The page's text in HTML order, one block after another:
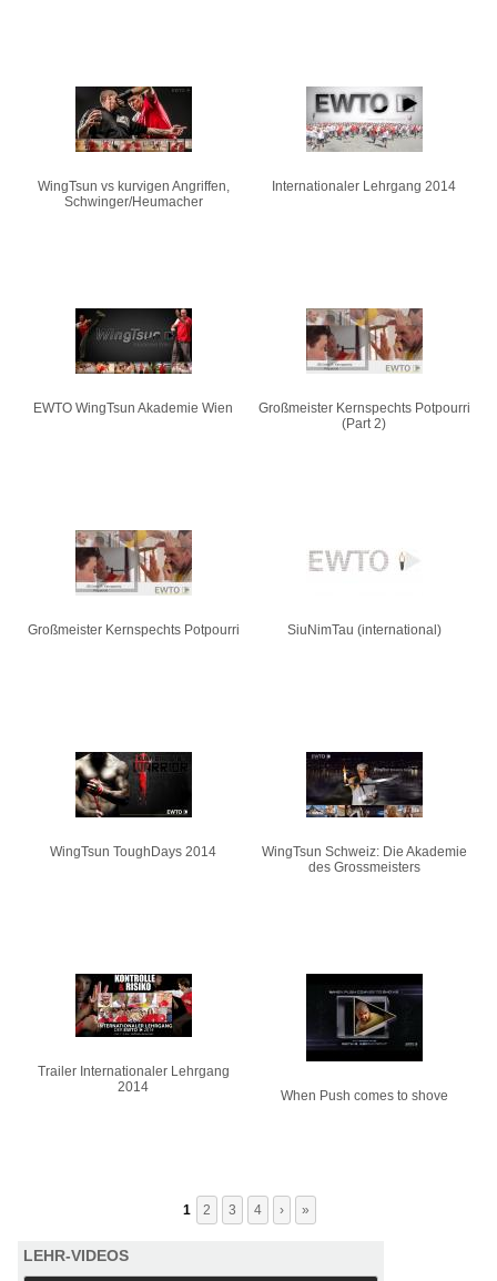
WingTsun vs kurvigen Angriffen,
Schwinger/Heumacher
Internationaler Lehrgang 2014
EWTO WingTsun Akademie Wien
Großmeister Kernspechts Potpourri
(Part 2)
Großmeister Kernspechts Potpourri SiuNimTau (international)
WingTsun ToughDays 2014
WingTsun Schweiz: Die Akademie
des Grossmeisters
Trailer Internationaler Lehrgang
2014
When Push comes to shove
1 2 3 4 › »
LEHR-VIDEOS